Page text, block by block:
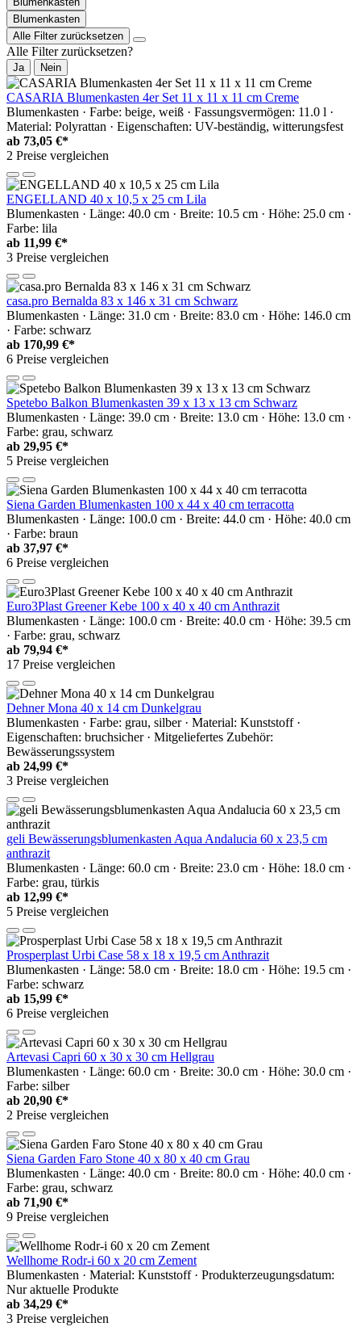
Blumenkasten
Alle Filter zurücksetzen
Alle Filter zurücksetzen?
Ja Nein
CASARIA Blumenkasten 4er Set 11 x 11 x 11 cm Creme
Blumenkasten · Farbe: beige, weiß · Fassungsvermögen: 11.0 l ·
Material: Polyrattan · Eigenschaften: UV-beständig, witterungsfest
ab 73,05 €*
2 Preise vergleichen
ENGELLAND 40 x 10,5 x 25 cm Lila
Blumenkasten · Länge: 40.0 cm · Breite: 10.5 cm · Höhe: 25.0 cm ·
Farbe: lila
ab 11,99 €*
3 Preise vergleichen
casa.pro Bernalda 83 x 146 x 31 cm Schwarz
Blumenkasten · Länge: 31.0 cm · Breite: 83.0 cm · Höhe: 146.0 cm
· Farbe: schwarz
ab 170,99 €*
6 Preise vergleichen
Spetebo Balkon Blumenkasten 39 x 13 x 13 cm Schwarz
Blumenkasten · Länge: 39.0 cm · Breite: 13.0 cm · Höhe: 13.0 cm ·
Farbe: grau, schwarz
ab 29,95 €*
5 Preise vergleichen
Siena Garden Blumenkasten 100 x 44 x 40 cm terracotta
Blumenkasten · Länge: 100.0 cm · Breite: 44.0 cm · Höhe: 40.0 cm
· Farbe: braun
ab 37,97 €*
6 Preise vergleichen
Euro3Plast Greener Kebe 100 x 40 x 40 cm Anthrazit
Blumenkasten · Länge: 100.0 cm · Breite: 40.0 cm · Höhe: 39.5 cm
· Farbe: grau, schwarz
ab 79,94 €*
17 Preise vergleichen
Dehner Mona 40 x 14 cm Dunkelgrau
Blumenkasten · Farbe: grau, silber · Material: Kunststoff ·
Eigenschaften: bruchsicher · Mitgeliefertes Zubehör:
Bewässerungssystem
ab 24,99 €*
3 Preise vergleichen
geli Bewässerungsblumenkasten Aqua Andalucia 60 x 23,5 cm
anthrazit
Blumenkasten · Länge: 60.0 cm · Breite: 23.0 cm · Höhe: 18.0 cm ·
Farbe: grau, türkis
ab 12,99 €*
5 Preise vergleichen
Prosperplast Urbi Case 58 x 18 x 19,5 cm Anthrazit
Blumenkasten · Länge: 58.0 cm · Breite: 18.0 cm · Höhe: 19.5 cm ·
Farbe: schwarz
ab 15,99 €*
6 Preise vergleichen
Artevasi Capri 60 x 30 x 30 cm Hellgrau
Blumenkasten · Länge: 60.0 cm · Breite: 30.0 cm · Höhe: 30.0 cm ·
Farbe: silber
ab 20,90 €*
2 Preise vergleichen
Siena Garden Faro Stone 40 x 80 x 40 cm Grau
Blumenkasten · Länge: 40.0 cm · Breite: 80.0 cm · Höhe: 40.0 cm ·
Farbe: grau, schwarz
ab 71,90 €*
9 Preise vergleichen
Wellhome Rodr-i 60 x 20 cm Zement
Blumenkasten · Material: Kunststoff · Produkterzeugungsdatum:
Nur aktuelle Produkte
ab 34,29 €*
3 Preise vergleichen